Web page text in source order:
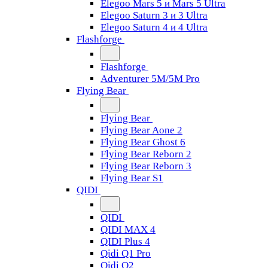
Elegoo Mars 5 и Mars 5 Ultra
Elegoo Saturn 3 и 3 Ultra
Elegoo Saturn 4 и 4 Ultra
Flashforge
Flashforge
Adventurer 5M/5M Pro
Flying Bear
Flying Bear
Flying Bear Aone 2
Flying Bear Ghost 6
Flying Bear Reborn 2
Flying Bear Reborn 3
Flying Bear S1
QIDI
QIDI
QIDI MAX 4
QIDI Plus 4
Qidi Q1 Pro
Qidi Q2